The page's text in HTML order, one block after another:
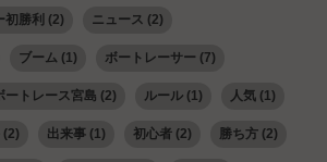
初勝利 (2) ニュース (2)
ブーム(1) ボートレーサー (7)
ートレース宮島 (2) ルール(1) 人気(1)
(2) 出来事(1) 初心者(2) 勝ち方(2)